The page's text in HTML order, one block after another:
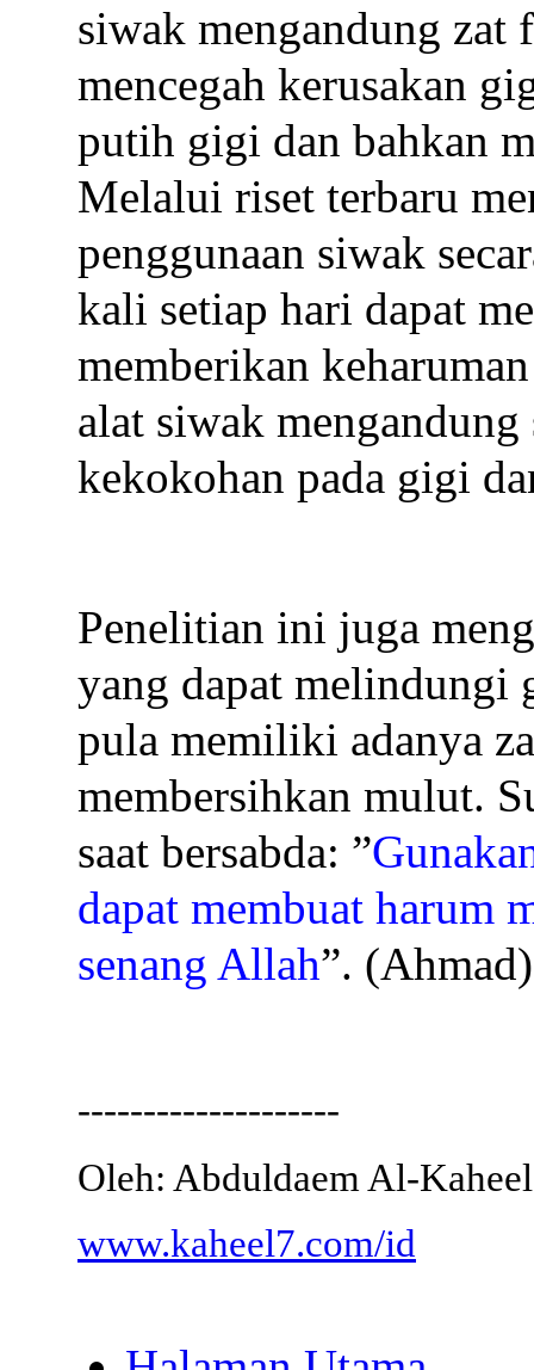
siwak mengandung zat
mencegah kerusakan
putih gigi dan bahkan
Melalui riset terbaru
penggunaan siwak
kali setiap hari dapat
memberikan
alat siwak
kekokohan pada gigi
Penelitian ini juga
yang dapat melindungi
pula memiliki adanya
membersihkan mulut.
saat bersabda: ”
dapat membuat harum
senang Allah”.
--------------------
Oleh: Abduldaem Al-Kaheel
www.kaheel7.com/id